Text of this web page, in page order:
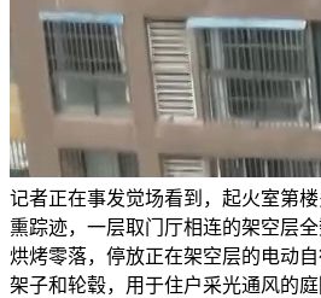
记者正在事发觉场看到，起火室第
熏踪迹，一层取门厅相连的架空层
烘烤零落，停放正在架空层的电动
架子和轮毂，用于住户采光通风的庭